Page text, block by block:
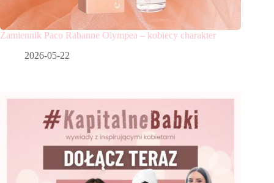
Zamiennik Paco Rabanne Olympea – kobiecy charakter
2026-05-22